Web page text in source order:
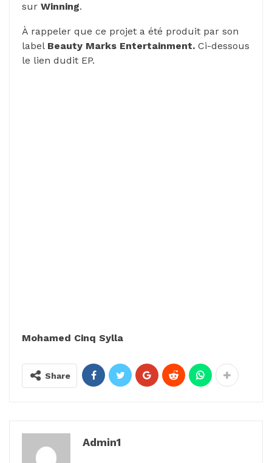
sur Winning.
À rappeler que ce projet a été produit par son
label Beauty Marks Entertainment. Ci-dessous
le lien dudit EP.
Mohamed Cinq Sylla
Share
Admin1